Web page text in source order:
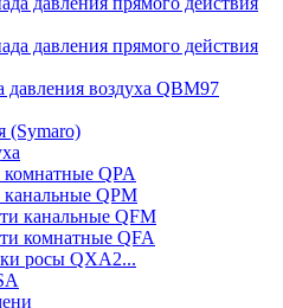
давления прямого действия
давления воздуха QBM97
(Symaro)
комнатные QPA
канальные QPM
канальные QFM
комнатные QFA
росы QXA2...